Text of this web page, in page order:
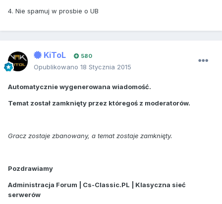
4. Nie spamuj w prosbie o UB
KiToL 580
Opublikowano 18 Stycznia 2015
Automatycznie wygenerowana wiadomość.
Temat został zamknięty przez któregoś z moderatorów.
Gracz zostaje zbanowany, a temat zostaje zamknięty.
Pozdrawiamy
Administracja Forum | Cs-Classic.PL | Klasyczna sieć
serwerów